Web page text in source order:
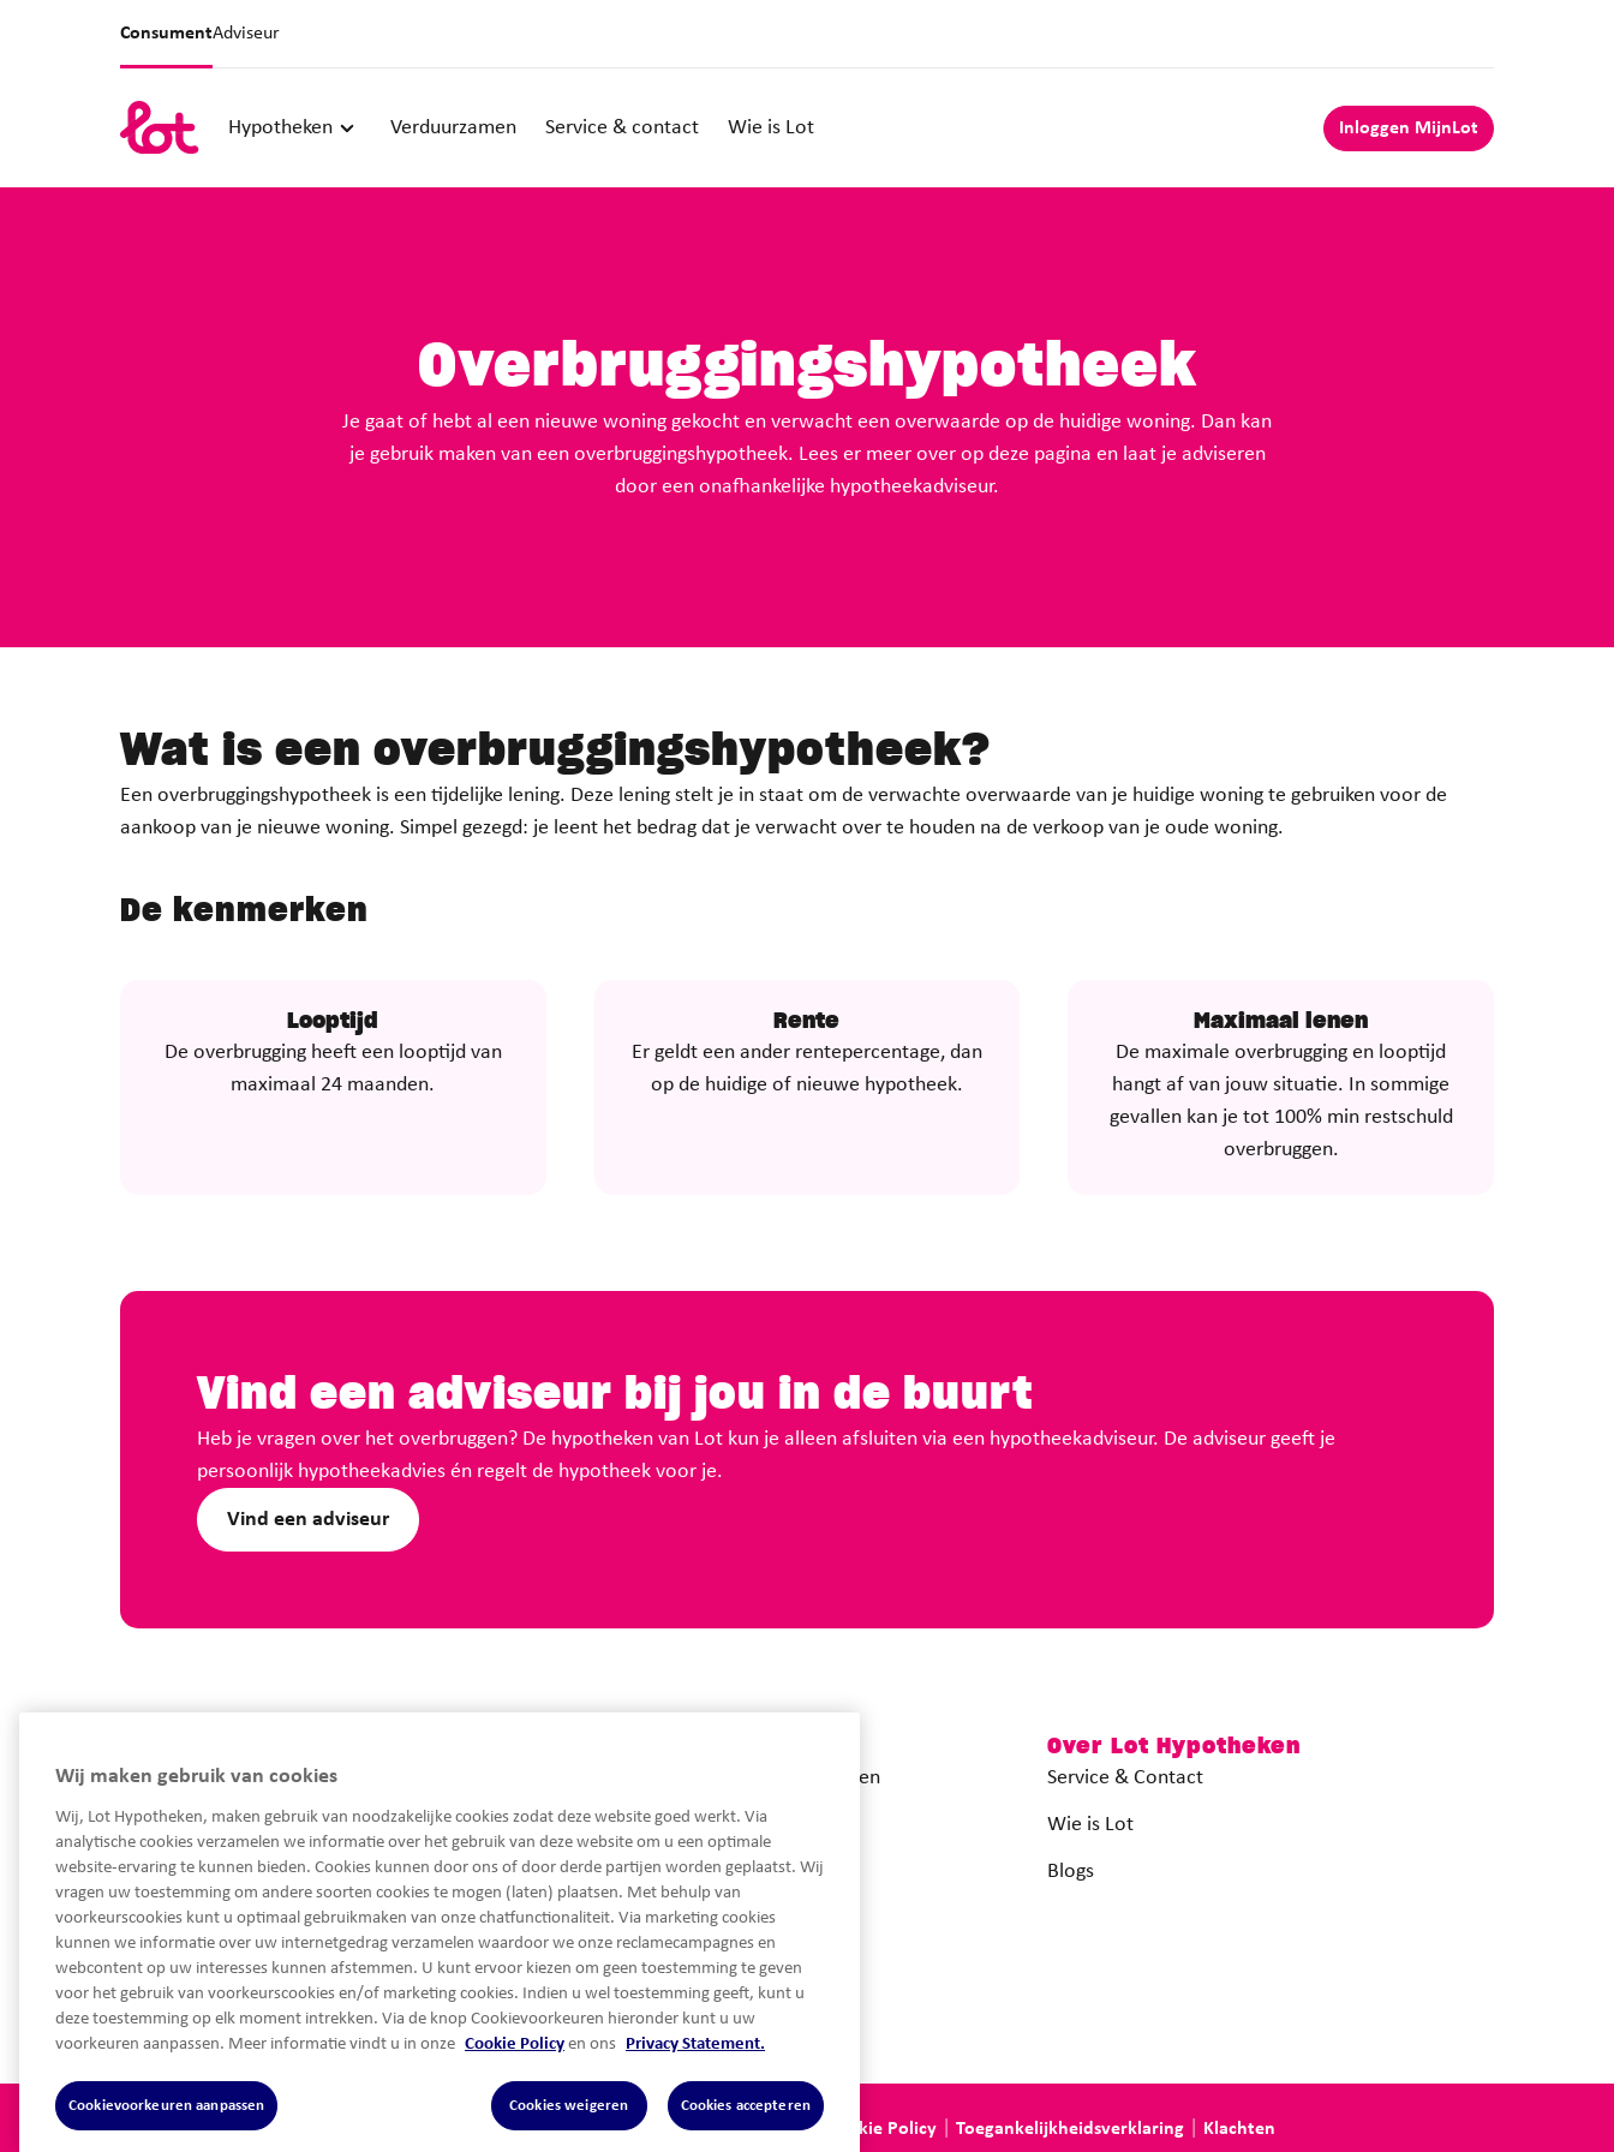
ConsumentAdviseur
Hypotheken Verduurzamen Service & contact Wie is Lot Inloggen MijnLot
Overbruggings­hypotheek
Je gaat of hebt al een nieuwe woning gekocht en verwacht een overwaarde op de huidige woning. Dan kan
je gebruik maken van een overbruggingshypotheek. Lees er meer over op deze pagina en laat je adviseren
door een onafhankelijke hypotheekadviseur.
Wat is een overbruggings­hypotheek?
Een overbruggingshypotheek is een tijdelijke lening. Deze lening stelt je in staat om de verwachte overwaarde van je huidige woning te gebruiken voor de
aankoop van je nieuwe woning. Simpel gezegd: je leent het bedrag dat je verwacht over te houden na de verkoop van je oude woning.
De kenmerken
Looptijd
De overbrugging heeft een looptijd van
maximaal 24 maanden.
Rente
Er geldt een ander rentepercentage, dan
op de huidige of nieuwe hypotheek.
Maximaal lenen
De maximale overbrugging en looptijd
hangt af van jouw situatie. In sommige
gevallen kan je tot 100% min restschuld
overbruggen.
Vind een adviseur bij jou in de buurt
Heb je vragen over het overbruggen? De hypotheken van Lot kun je alleen afsluiten via een hypotheekadviseur. De adviseur geeft je
persoonlijk hypotheekadvies én regelt de hypotheek voor je.
Vind een adviseur
033 450 93 30
Ma - Vrij van 08.30 tot 17.30 uur
service@lothypotheken.nl
service@lothypotheken.nl
Maximale hypotheek berekenen
Actuele hypotheekrentes
Inloggen MijnLot
Over Lot Hypotheken
Service & Contact
Wie is Lot
Blogs
Algemene voorwaarden Disclaimer Cookie Policy Toegankelijkheidsverklaring Klachten
Wij maken gebruik van cookies
Wij, Lot Hypotheken, maken gebruik van noodzakelijke cookies zodat deze website goed werkt. Via
analytische cookies verzamelen we informatie over het gebruik van deze website om u een optimale
website-ervaring te kunnen bieden. Cookies kunnen door ons of door derde partijen worden geplaatst. Wij
vragen uw toestemming om andere soorten cookies te mogen (laten) plaatsen. Met behulp van
voorkeurscookies kunt u optimaal gebruikmaken van onze chatfunctionaliteit. Via marketing cookies
kunnen we informatie over uw internetgedrag verzamelen waardoor we onze reclamecampagnes en
webcontent op uw interesses kunnen afstemmen. U kunt ervoor kiezen om geen toestemming te geven
voor het gebruik van voorkeurscookies en/of marketing cookies. Indien u wel toestemming geeft, kunt u
deze toestemming op elk moment intrekken. Via de knop Cookievoorkeuren hieronder kunt u uw
voorkeuren aanpassen. Meer informatie vindt u in onze Cookie Policy en ons Privacy Statement.
Cookies weigeren Cookies accepteren
Cookievoorkeuren aanpassen